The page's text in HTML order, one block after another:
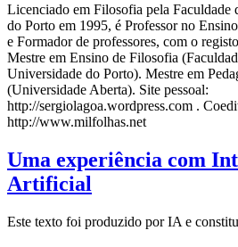
Licenciado em Filosofia pela Faculdade
do Porto em 1995, é Professor no
e Formador de professores, com o
Mestre em Ensino de Filosofia
Universidade do Porto). Mestre em
(Universidade Aberta). Site pessoal:
http://sergiolagoa.wordpress.com .
http://www.milfolhas.net
Uma experiência com
Artificial
Este texto foi produzido por IA e